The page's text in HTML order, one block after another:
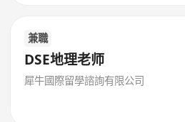
兼職
DSE地理老师
犀牛國際留學諮詢有限公司